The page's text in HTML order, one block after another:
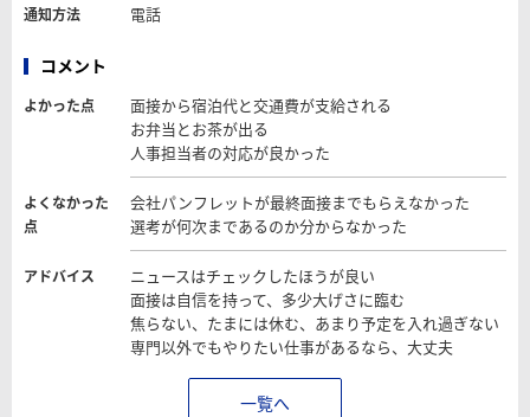
通知方法 電話
コメント
よかった点
面接から宿泊代と交通費が支給される
お弁当とお茶が出る
人事担当者の対応が良かった
よくなかった
点
会社パンフレットが最終面接までもらえなかった
選考が何次まであるのか分からなかった
アドバイス
ニュースはチェックしたほうが良い
面接は自信を持って、多少大げさに臨む
焦らない、たまには休む、あまり予定を入れ過ぎない
専門以外でもやりたい仕事があるなら、大丈夫
一覧へ